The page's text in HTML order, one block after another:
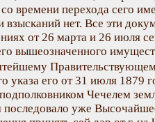
времени перехода сего
взысканий нет. Все эти
от 26 марта и 26 июля
вышеозначенного
указа его от 31 июля 1879
Чечелем
уже